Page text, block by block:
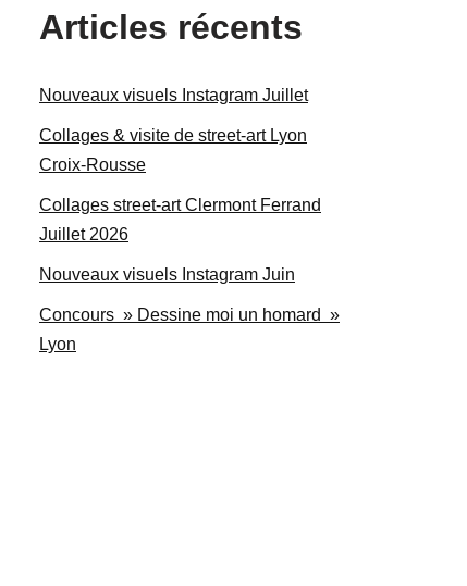
Articles récents
Nouveaux visuels Instagram Juillet
Collages & visite de street-art Lyon
Croix-Rousse
Collages street-art Clermont Ferrand
Juillet 2026
Nouveaux visuels Instagram Juin
Concours » Dessine moi un homard »
Lyon